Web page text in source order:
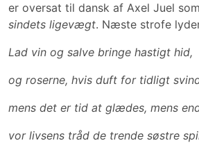
er oversat til dansk af Axel Juel
sindets ligevægt. Næste strofe
Lad vin og salve bringe hastigt hid,
og roserne, hvis duft for tidligt
mens det er tid at glædes, mens
vor livsens tråd de trende søstre